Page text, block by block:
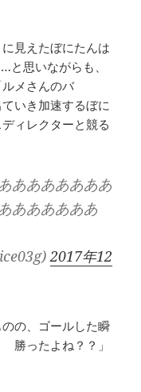
見えたぼにたんは
思いながらも、
メさんのバ
いき加速するぼに
ィレクターと競る
あああああああ
ああああああ
2017年12
の、ゴールした瞬
勝ったよね？？」